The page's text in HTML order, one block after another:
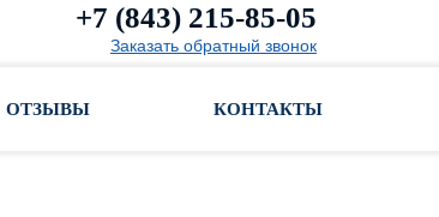
+7 (843) 215-85-05
Заказать обратный звонок
ОТЗЫВЫ КОНТАКТЫ